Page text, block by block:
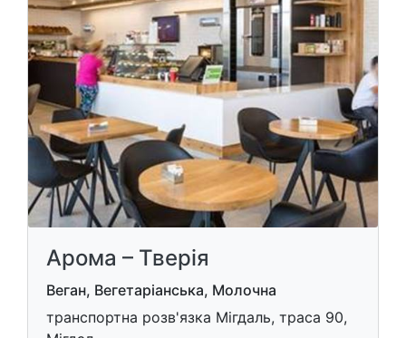
Арома – Тверія
Веган, Вегетаріанська, Молочна
транспортна розв'язка Мігдаль, траса 90,